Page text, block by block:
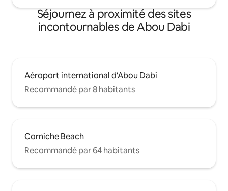
Séjournez à proximité des sites
incontournables de Abou Dabi
Aéroport international d'Abou Dabi
Recommandé par 8 habitants
Corniche Beach
Recommandé par 64 habitants